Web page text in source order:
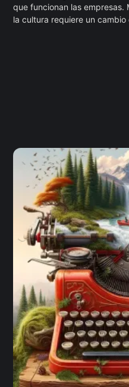
que funcionan las empresas.
la cultura requiere un